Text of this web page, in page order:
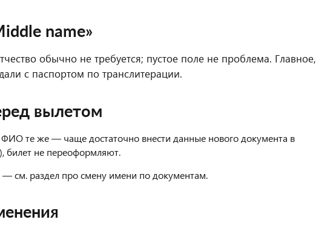
name»
обычно не требуется; пустое поле не проблема. Главное,
с паспортом по транслитерации.
вылетом
те же — чаще достаточно внести данные нового документа в
билет не переоформляют.
см. раздел про смену имени по документам.